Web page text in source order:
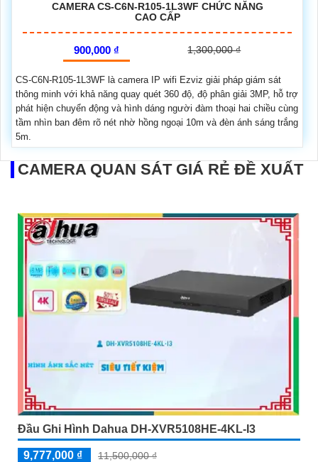
CAMERA CS-C6N-R105-1L3WF CHỨC NĂNG
CAO CẤP
900,000 ₫ 1,300,000 ₫
CS-C6N-R105-1L3WF là camera IP wifi Ezviz giải pháp giám sát
thông minh với khả năng quay quét 360 độ, độ phân giải 3MP, hỗ trợ
phát hiện chuyển động và hình dáng người đàm thoại hai chiều cùng
tầm nhìn ban đêm rõ nét nhờ hồng ngoại 10m và đèn ánh sáng trắng
5m.
CAMERA QUAN SÁT GIÁ RẺ ĐỀ XUẤT
Đầu Ghi Hình Dahua DH-XVR5108HE-4KL-I3
9,777,000 ₫ 11,500,000 ₫